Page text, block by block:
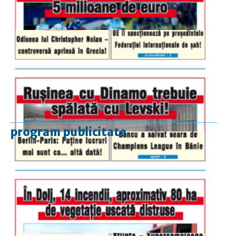
program publicitate
luni-vineri
9.00 - 17.00
duminică
9.00 - 12.00